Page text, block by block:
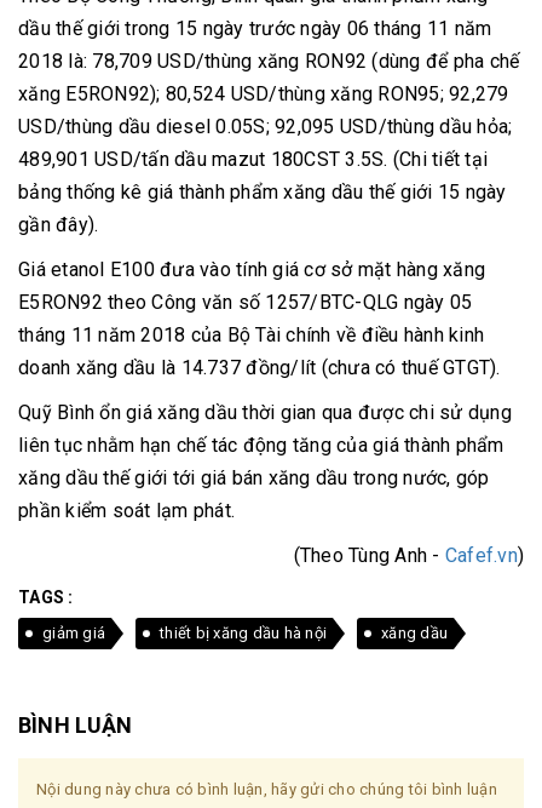
dầu thế giới trong 15 ngày trước ngày 06 tháng 11 năm
2018 là: 78,709 USD/thùng xăng RON92 (dùng để pha chế
xăng E5RON92); 80,524 USD/thùng xăng RON95; 92,279
USD/thùng dầu diesel 0.05S; 92,095 USD/thùng dầu hỏa;
489,901 USD/tấn dầu mazut 180CST 3.5S. (Chi tiết tại
bảng thống kê giá thành phẩm xăng dầu thế giới 15 ngày
gần đây).
Giá etanol E100 đưa vào tính giá cơ sở mặt hàng xăng
E5RON92 theo Công văn số 1257/BTC-QLG ngày 05
tháng 11 năm 2018 của Bộ Tài chính về điều hành kinh
doanh xăng dầu là 14.737 đồng/lít (chưa có thuế GTGT).
Quỹ Bình ổn giá xăng dầu thời gian qua được chi sử dụng
liên tục nhằm hạn chế tác động tăng của giá thành phẩm
xăng dầu thế giới tới giá bán xăng dầu trong nước, góp
phần kiểm soát lạm phát.
(Theo Tùng Anh - Cafef.vn)
TAGS :
giảm giá thiết bị xăng dầu hà nội xăng dầu
BÌNH LUẬN
Nội dung này chưa có bình luận, hãy gửi cho chúng tôi bình luận